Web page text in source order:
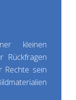
kleinen
Rückfragen
Rechte sein